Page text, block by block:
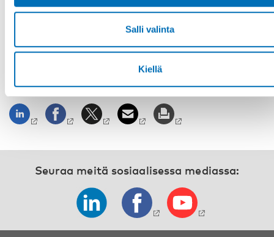
Salli valinta
Kiellä
Foto: Anja Bergersen
Fakta
Seuraa meitä sosiaalisessa mediassa: